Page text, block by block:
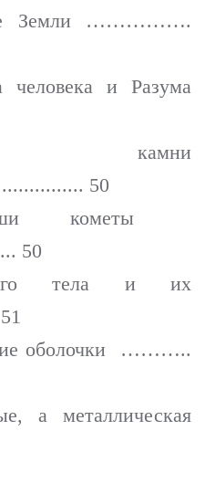
Земли …………….
человека и Разума
камни
50
кометы
50
тела и их
оболочки ………..
а металлическая